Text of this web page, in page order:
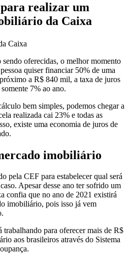
realizar um
da Caixa
sendo oferecidas, o melhor momento
quiser financiar 50% de uma
a R$ 840 mil, a taxa de juros
7% ao ano.
bem simples, podemos chegar a
realizada cai 23% e todas as
existe uma economia de juros de
imobiliário
pela CEF para estabelecer qual será
Apesar desse ano ter sofrido um
confia que no ano de 2021 existirá
imobiliário, pois isso já vem
para oferecer mais de R$
aos brasileiros através do Sistema